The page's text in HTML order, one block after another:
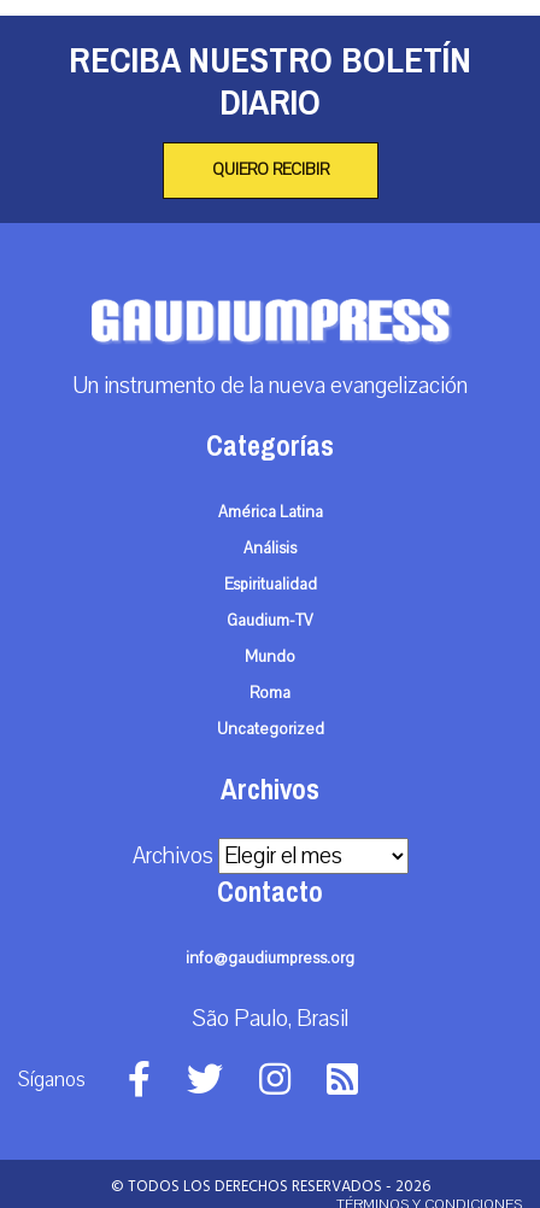
RECIBA NUESTRO BOLETÍN
DIARIO
QUIERO RECIBIR
Un instrumento de la nueva evangelización
Categorías
América Latina
Análisis
Espiritualidad
Gaudium-TV
Mundo
Roma
Uncategorized
Archivos
Archivos
Contacto
info@gaudiumpress.org
São Paulo, Brasil
Síganos
© TODOS LOS DERECHOS RESERVADOS - 2026